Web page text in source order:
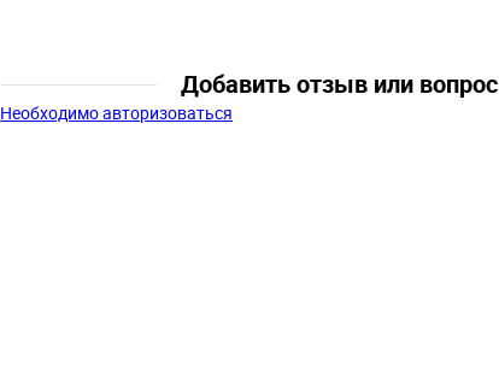
Добавить отзыв или вопрос
Необходимо авторизоваться